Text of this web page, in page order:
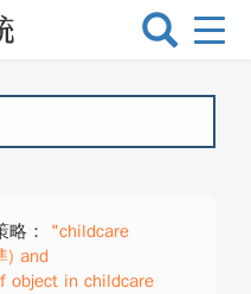
選
換
：
"childcare
) and
object in childcare